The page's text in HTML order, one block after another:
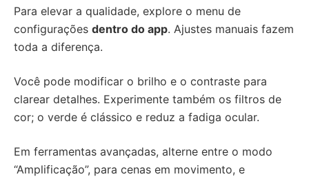
Para elevar a qualidade, explore o menu de
configurações dentro do app. Ajustes manuais fazem
toda a diferença.
Você pode modificar o brilho e o contraste para
clarear detalhes. Experimente também os filtros de
cor; o verde é clássico e reduz a fadiga ocular.
Em ferramentas avançadas, alterne entre o modo
“Amplificação”, para cenas em movimento, e